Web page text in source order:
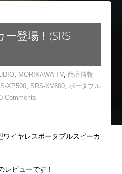
登場！(SRS-
, MORIKAWA TV, 商品情報
XP500, SRS-XV800, ポータブル
0 Comments
ワイヤレスポータブルスピーカ
レビューです！